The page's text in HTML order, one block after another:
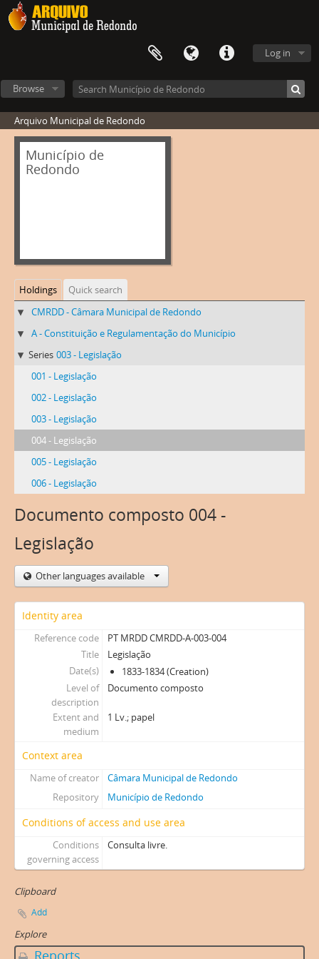
Log in
Browse
Arquivo Municipal de Redondo
Município de
Redondo
Holdings
Quick search
CMRDD - Câmara Municipal de Redondo
A - Constituição e Regulamentação do Município
Series 003 - Legislação
001 - Legislação
002 - Legislação
003 - Legislação
004 - Legislação
005 - Legislação
006 - Legislação
Documento composto 004 -
Legislação
Other languages available
Identity area
Reference code
PT MRDD CMRDD-A-003-004
Title
Legislação
Date(s)
1833-1834 (Creation)
Level of
description
Documento composto
Extent and
medium
1 Lv.; papel
Context area
Name of creator
Câmara Municipal de Redondo
Repository
Município de Redondo
Conditions of access and use area
Conditions
governing access
Consulta livre.
Clipboard
Add
Explore
Reports